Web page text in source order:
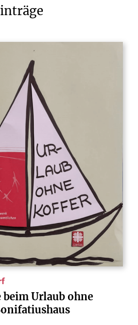
beim Urlaub ohne